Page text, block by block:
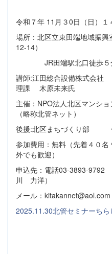
令和７年 11月３0日（日）１
場所：北区立東田端地域振
12-14）
JR田端駅北口徒歩
講師:江田総合設備株式会
理課 木原未来氏
主催：NPO法人北区マンシ
（略称北管ネット）
後援:北区まちづくり部
参加費用：無料（先着４０
外でも歓迎）
申込先：電話03-3893-
川 力洋）
メール：
2025.11.30北管セミナーち